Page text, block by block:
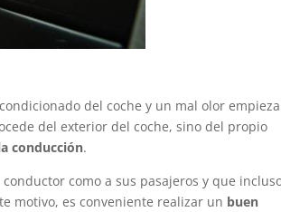
del coche y un mal olor
del exterior del coche, sino del propio
conducción.
como a sus pasajeros y que
motivo, es conveniente realizar un buen